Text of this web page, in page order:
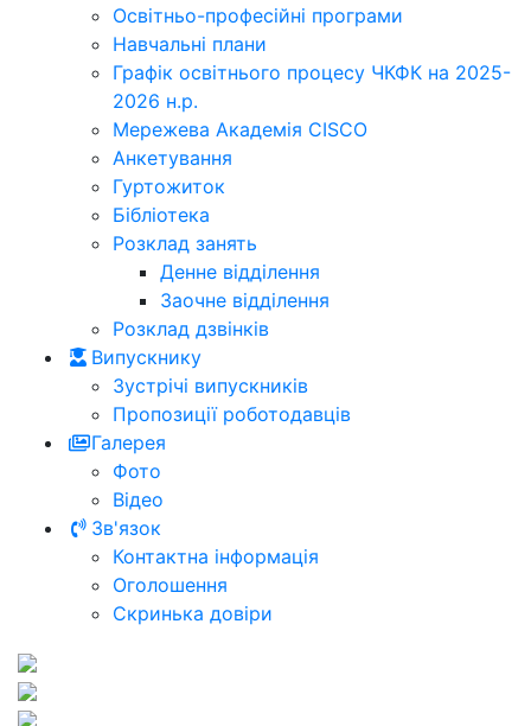
Освітньо-професійні програми
Навчальні плани
Графік освітнього процесу ЧКФК на 2025-
2026 н.р.
Мережева Академія CISCO
Анкетування
Гуртожиток
Бібліотека
Розклад занять
Денне відділення
Заочне відділення
Розклад дзвінків
Випускнику
Зустрічі випускників
Пропозиції роботодавців
Галерея
Фото
Відео
Зв'язок
Контактна інформація
Оголошення
Скринька довіри